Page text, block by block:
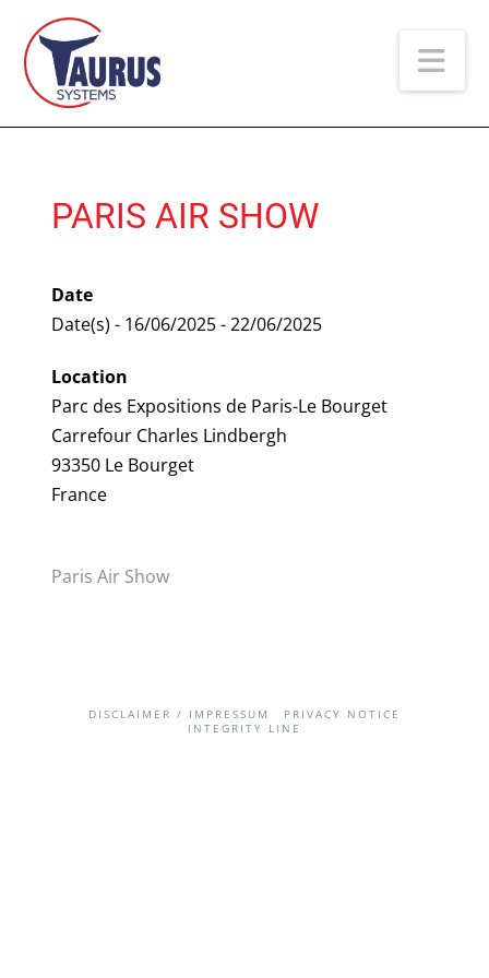
PARIS AIR SHOW
Date
Date(s) - 16/06/2025 - 22/06/2025
Location
Parc des Expositions de Paris-Le Bourget
Carrefour Charles Lindbergh
93350 Le Bourget
France
Paris Air Show
DISCLAIMER / IMPRESSUM
PRIVACY NOTICE
INTEGRITY LINE